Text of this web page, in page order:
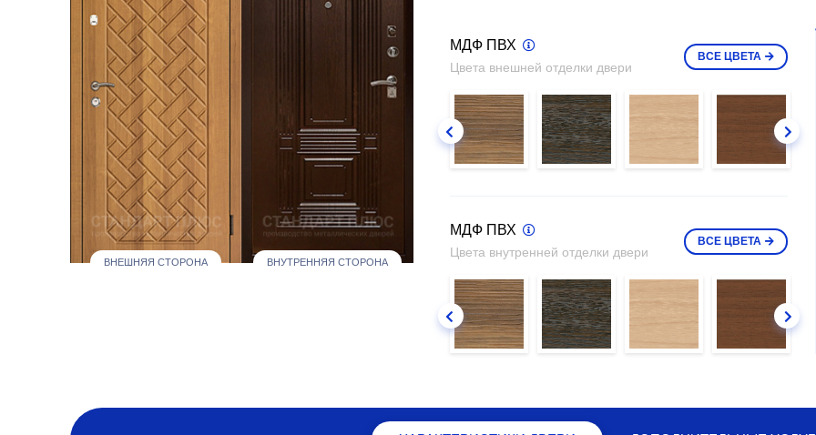
ВНЕШНЯЯ СТОРОНА ВНУТРЕННЯЯ СТОРОНА
МДФ ПВХ
Цвета внешней отделки двери
ВСЕ ЦВЕТА
МДФ ПВХ
Цвета внутренней отделки двери
ВСЕ ЦВЕТА